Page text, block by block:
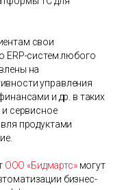
свои
ERP-систем любого
на
управления
и др. в таких
сервисное
продуктами
ООО «Бидмартс»могут
бизнес-